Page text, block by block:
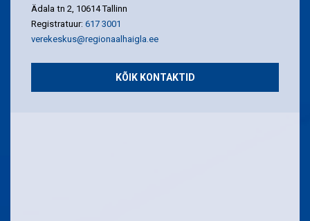
Ädala tn 2, 10614 Tallinn
Registratuur: 617 3001
verekeskus@regionaalhaigla.ee
KÕIK KONTAKTID